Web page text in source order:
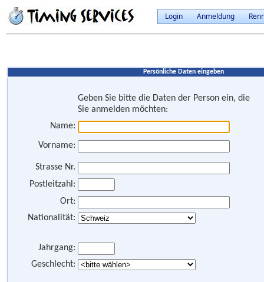
Login Anmeldung
Persönliche Daten eingeben
Geben Sie bitte die Daten der Person ein, die
Sie anmelden möchten:
Name:
Vorname:
Strasse Nr.
Postleitzahl:
Ort:
Nationalität:
Jahrgang:
Geschlecht: